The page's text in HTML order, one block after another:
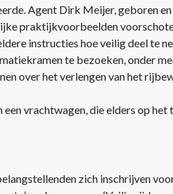
Agent Dirk Meijer, geboren
praktijkvoorbeelden
instructies hoe veilig deel te
te bezoeken, onder
over het verlengen van het
een vrachtwagen, die elders op
zich inschrijven